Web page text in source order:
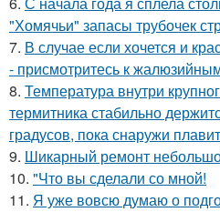
"Хомячьи" запасы трубочек
7. В случае если хочется и
- присмотритесь к
8. Температура внутри
термитника стабильно
градусов, пока снаружи
9. Шикарный ремонт
10. "Что вы сделали со мной!
11. Я уже вовсю думаю о